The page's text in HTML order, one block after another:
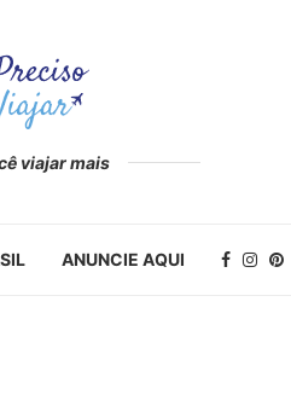
viajar mais
ANUNCIE AQUI